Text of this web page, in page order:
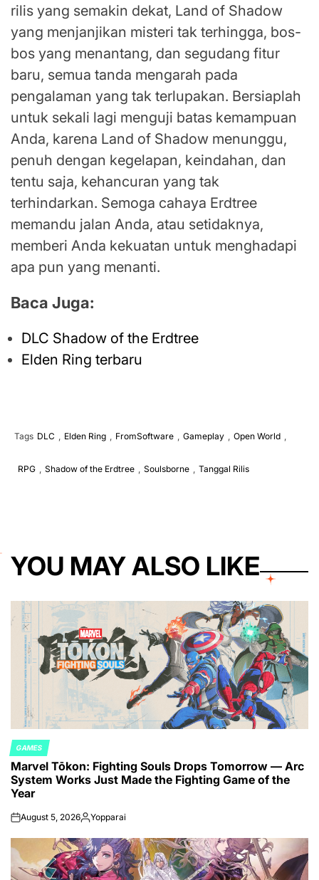
rilis yang semakin dekat, Land of Shadow
yang menjanjikan misteri tak terhingga, bos-
bos yang menantang, dan segudang fitur
baru, semua tanda mengarah pada
pengalaman yang tak terlupakan. Bersiaplah
untuk sekali lagi menguji batas kemampuan
Anda, karena Land of Shadow menunggu,
penuh dengan kegelapan, keindahan, dan
tentu saja, kehancuran yang tak
terhindarkan. Semoga cahaya Erdtree
memandu jalan Anda, atau setidaknya,
memberi Anda kekuatan untuk menghadapi
apa pun yang menanti.
Baca Juga:
DLC Shadow of the Erdtree
Elden Ring terbaru
Tags DLC Elden Ring FromSoftware Gameplay Open World
RPG Shadow of the Erdtree Soulsborne Tanggal Rilis
YOU MAY ALSO LIKE
POSTED
IN
GAMES
Marvel Tōkon: Fighting Souls Drops Tomorrow — Arc
System Works Just Made the Fighting Game of the
Year
onAugust 5, 2026Posted
Yopparai